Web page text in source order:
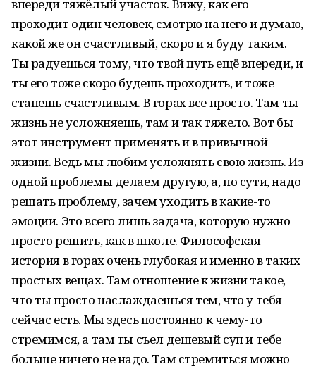
впереди тяжёлый участок. Вижу, как его
проходит один человек, смотрю на него и думаю,
какой же он счастливый, скоро и я буду таким.
Ты радуешься тому, что твой путь ещё впереди, и
ты его тоже скоро будешь проходить, и тоже
станешь счастливым. В горах все просто. Там ты
жизнь не усложняешь, там и так тяжело. Вот бы
этот инструмент применять и в привычной
жизни. Ведь мы любим усложнять свою жизнь. Из
одной проблемы делаем другую, а, по сути, надо
решать проблему, зачем уходить в какие-то
эмоции. Это всего лишь задача, которую нужно
просто решить, как в школе. Философская
история в горах очень глубокая и именно в таких
простых вещах. Там отношение к жизни такое,
что ты просто наслаждаешься тем, что у тебя
сейчас есть. Мы здесь постоянно к чему-то
стремимся, а там ты съел дешевый суп и тебе
больше ничего не надо. Там стремиться можно